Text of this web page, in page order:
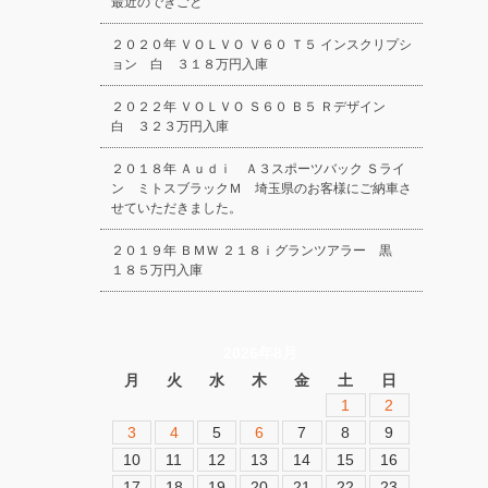
２０２０年 ＶＯＬＶＯ Ｖ６０ Ｔ５ インスクリプシ
ョン 白 ３１８万円入庫
２０２２年 ＶＯＬＶＯ Ｓ６０ Ｂ５ Ｒデザイン
白 ３２３万円入庫
２０１８年 Ａｕｄｉ Ａ３スポーツバック Ｓライ
ン ミトスブラックＭ 埼玉県のお客様にご納車さ
せていただきました。
２０１９年 ＢＭＷ ２１８ｉグランツアラー 黒
１８５万円入庫
月
火 水 木 金 土
日
1
2
3
4 5 6 7 8
9
10
11 12 13 14 15
16